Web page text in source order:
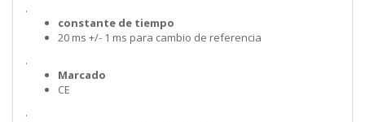
.
constante de tiempo
20 ms +/- 1 ms para cambio de referencia
.
Marcado
CE
.